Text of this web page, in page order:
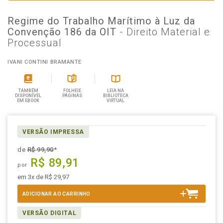
Regime do Trabalho Marítimo à Luz da
Convenção 186 da OIT - Direito Material e
Processual
IVANI CONTINI BRAMANTE
TAMBÉM
DISPONÍVEL
EM EBOOK
FOLHEIE
PÁGINAS
LEIA NA
BIBLIOTECA
VIRTUAL
VERSÃO IMPRESSA
deR$ 99,90*
por R$ 89,91
em 3x de R$ 29,97
ADICIONAR AO CARRINHO
VERSÃO DIGITAL